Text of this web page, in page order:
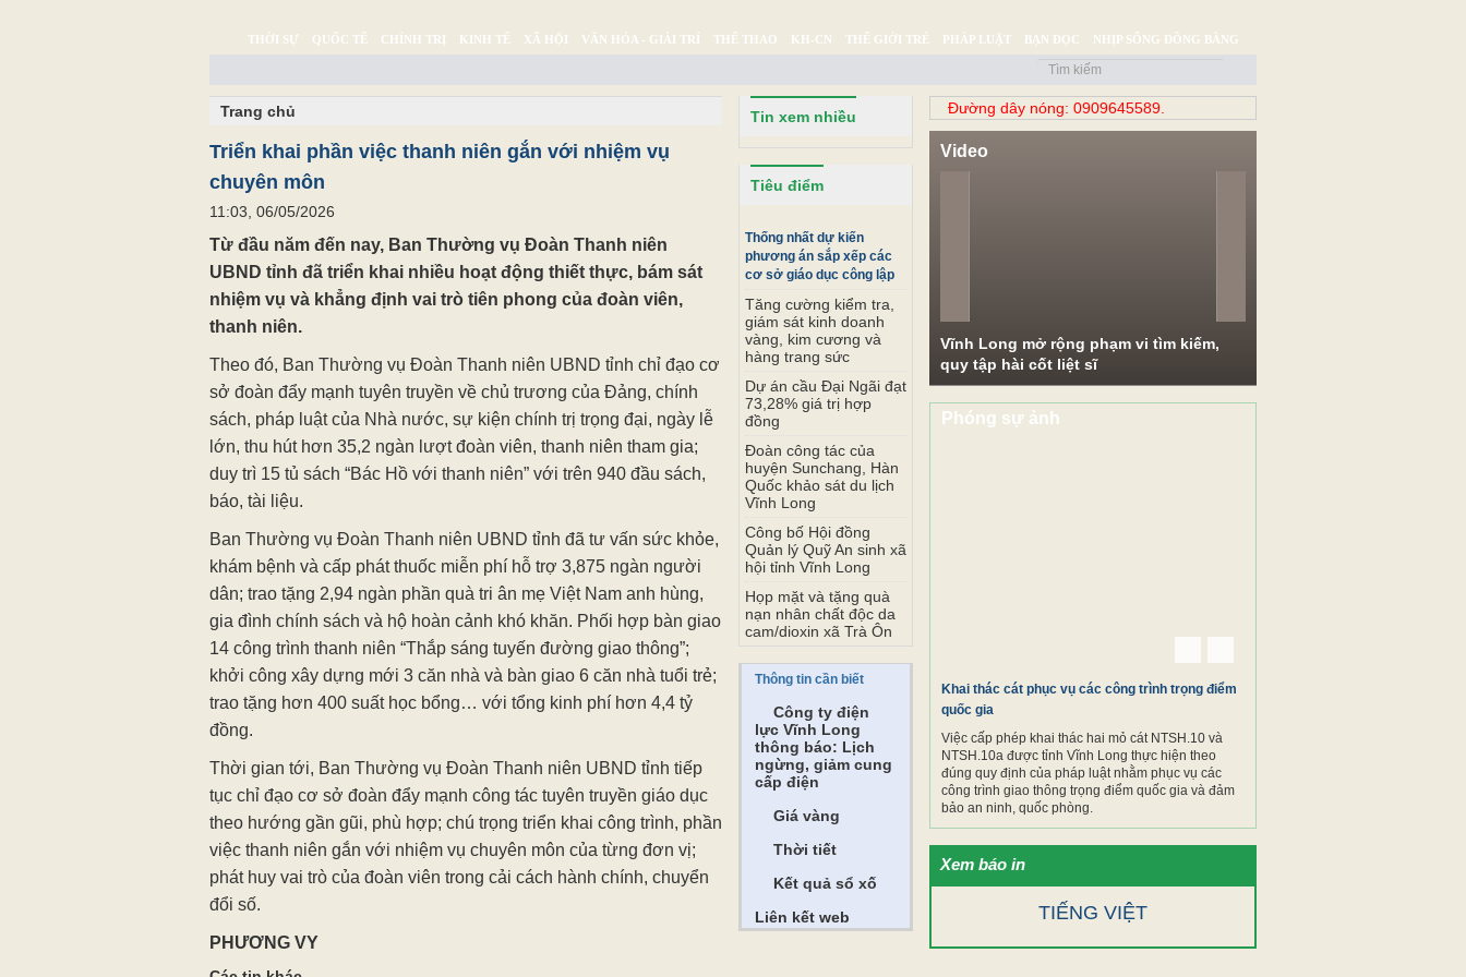
THỜI SỰ QUỐC TẾ CHÍNH TRỊ KINH TẾ XÃ HỘI VĂN HÓA - GIẢI TRÍ THỂ THAO KH-CN THẾ GIỚI TRẺ PHÁP LUẬT BẠN ĐỌC NHỊP SỐNG ĐỒNG BẰNG
Trang chủ
Triển khai phần việc thanh niên gắn với nhiệm vụ
chuyên môn
11:03, 06/05/2026
Từ đầu năm đến nay, Ban Thường vụ Đoàn Thanh niên
UBND tỉnh đã triển khai nhiều hoạt động thiết thực, bám sát
nhiệm vụ và khẳng định vai trò tiên phong của đoàn viên,
thanh niên.
Theo đó, Ban Thường vụ Đoàn Thanh niên UBND tỉnh chỉ đạo cơ
sở đoàn đẩy mạnh tuyên truyền về chủ trương của Đảng, chính
sách, pháp luật của Nhà nước, sự kiện chính trị trọng đại, ngày lễ
lớn, thu hút hơn 35,2 ngàn lượt đoàn viên, thanh niên tham gia;
duy trì 15 tủ sách “Bác Hồ với thanh niên” với trên 940 đầu sách,
báo, tài liệu.
Ban Thường vụ Đoàn Thanh niên UBND tỉnh đã tư vấn sức khỏe,
khám bệnh và cấp phát thuốc miễn phí hỗ trợ 3,875 ngàn người
dân; trao tặng 2,94 ngàn phần quà tri ân mẹ Việt Nam anh hùng,
gia đình chính sách và hộ hoàn cảnh khó khăn. Phối hợp bàn giao
14 công trình thanh niên “Thắp sáng tuyến đường giao thông”;
khởi công xây dựng mới 3 căn nhà và bàn giao 6 căn nhà tuổi trẻ;
trao tặng hơn 400 suất học bổng… với tổng kinh phí hơn 4,4 tỷ
đồng.
Thời gian tới, Ban Thường vụ Đoàn Thanh niên UBND tỉnh tiếp
tục chỉ đạo cơ sở đoàn đẩy mạnh công tác tuyên truyền giáo dục
theo hướng gần gũi, phù hợp; chú trọng triển khai công trình, phần
việc thanh niên gắn với nhiệm vụ chuyên môn của từng đơn vị;
phát huy vai trò của đoàn viên trong cải cách hành chính, chuyển
đổi số.
PHƯƠNG VY
Tin xem nhiều
Tiêu điểm
Thống nhất dự kiến
phương án sắp xếp các
cơ sở giáo dục công lập
Tăng cường kiểm tra,
giám sát kinh doanh
vàng, kim cương và
hàng trang sức
Dự án cầu Đại Ngãi đạt
73,28% giá trị hợp
đồng
Đoàn công tác của
huyện Sunchang, Hàn
Quốc khảo sát du lịch
Vĩnh Long
Công bố Hội đồng
Quản lý Quỹ An sinh xã
hội tỉnh Vĩnh Long
Họp mặt và tặng quà
nạn nhân chất độc da
cam/dioxin xã Trà Ôn
Thông tin cần biết
Công ty điện
lực Vĩnh Long
thông báo: Lịch
ngừng, giảm cung
cấp điện
Giá vàng
Thời tiết
Kết quả sổ xố
Liên kết web
Đường dây nóng: 0909645589.
Video
Vĩnh Long mở rộng phạm vi tìm kiếm,
quy tập hài cốt liệt sĩ
Phóng sự ảnh
Khai thác cát phục vụ các công trình trọng điểm
quốc gia
Việc cấp phép khai thác hai mỏ cát NTSH.10 và
NTSH.10a được tỉnh Vĩnh Long thực hiện theo
đúng quy định của pháp luật nhằm phục vụ các
công trình giao thông trọng điểm quốc gia và đảm
bảo an ninh, quốc phòng.
Xem báo in
TIẾNG VIỆT